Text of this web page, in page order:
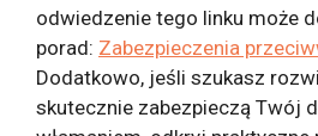
odwiedzenie tego linku może
porad: Zabezpieczenia
Dodatkowo, jeśli szukasz
skutecznie zabezpieczą Twój